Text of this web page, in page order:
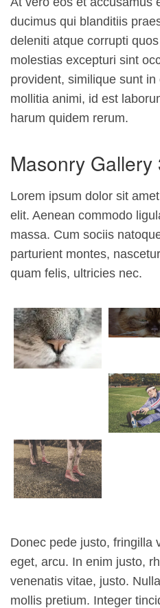
ducimus qui blanditiis
deleniti atque corrupti
molestias excepturi sint
provident, similique sunt
mollitia animi, id est
harum quidem rerum.
Masonry Gallery
Lorem ipsum dolor sit
elit. Aenean commodo
massa. Cum sociis
parturient montes,
quam felis, ultricies nec.
Donec pede justo, fringilla
eget, arcu. In enim justo,
venenatis vitae, justo.
mollis pretium. Integer